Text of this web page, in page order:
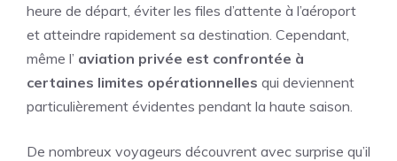
heure de départ, éviter les files d’attente à l’aéroport
et atteindre rapidement sa destination. Cependant,
même l’ aviation privée est confrontée à
certaines limites opérationnelles qui deviennent
particulièrement évidentes pendant la haute saison.
De nombreux voyageurs découvrent avec surprise qu’il